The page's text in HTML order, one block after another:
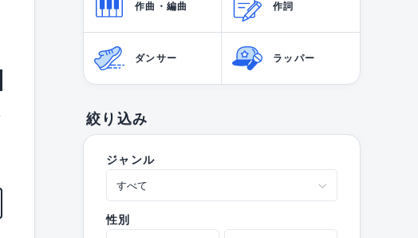
作曲・編曲 作詞
ダンサー ラッパー
絞り込み
ジャンル
性別